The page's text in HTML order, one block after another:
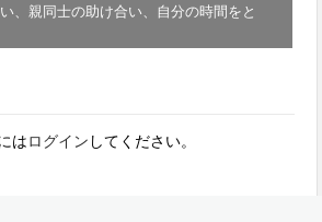
、親同士の助け合い、自分の時間をと
はログイン してください。